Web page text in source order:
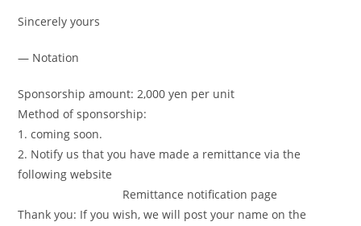
Sincerely yours
— Notation
Sponsorship amount: 2,000 yen per unit
Method of sponsorship:
1. coming soon.
2. Notify us that you have made a remittance via the
following website
Remittance notification page
Thank you: If you wish, we will post your name on the